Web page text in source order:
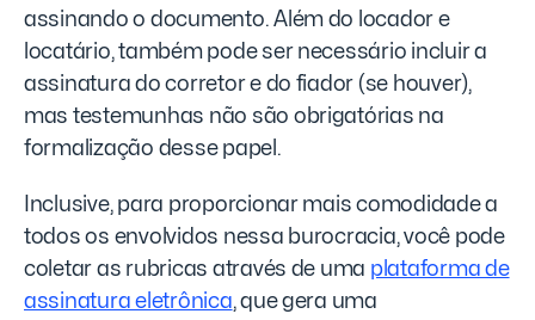
assinando o documento. Além do locador e
locatário, também pode ser necessário incluir a
assinatura do corretor e do fiador (se houver),
mas testemunhas não são obrigatórias na
formalização desse papel.
Inclusive, para proporcionar mais comodidade a
todos os envolvidos nessa burocracia, você pode
coletar as rubricas através de uma plataforma de
assinatura eletrônica, que gera uma